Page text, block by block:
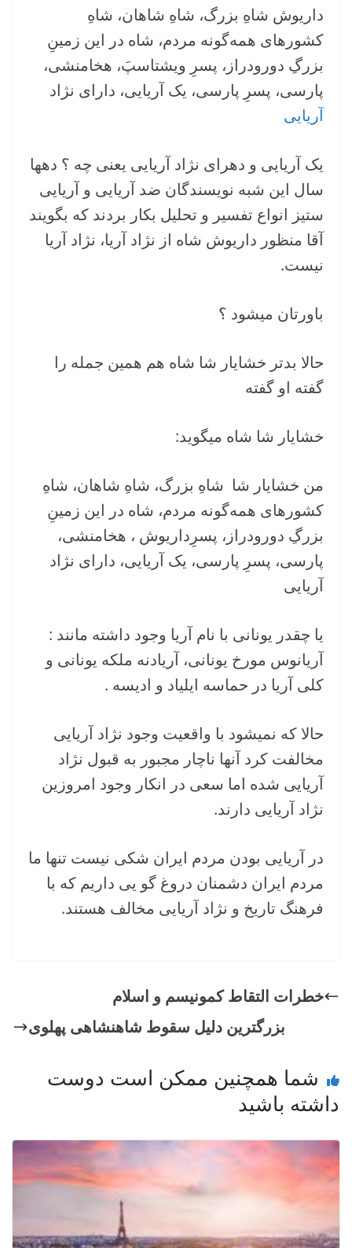
داریوش شاهِ بزرگ، شاهِ شاهان، شاهِ
کشورهای همه‌گونه مردم، شاه در این زمینِ
بزرگِ دورودراز، پسرِ ویشتاسپَ، هخامنشی،
پارسی، پسرِ پارسی، یک آریایی، دارای نژاد
آریایی
یک آریایی و دهرای نژاد آریایی یعنی چه ؟ دهها
سال این شبه نویسندگان ضد آریایی و آریایی
ستیز‌ انواع تفسیر و تحلیل بکار بردند که بگویند
آقا منظور داریوش شاه از نژاد آریا، نژاد آریا
نیست.
باورتان میشود ؟
حالا بدتر خشایار شا شاه هم همین جمله را
گفته او گفته
خشایار شا شاه میگوید:
من خشایار شا شاهِ بزرگ، شاهِ شاهان، شاهِ
کشورهای همه‌گونه مردم، شاه در این زمینِ
بزرگِ دورودراز، پسرِداریوش ، هخامنشی،
پارسی، پسرِ پارسی، یک آریایی، دارای نژاد
آریایی
یا چقدر یونانی با نام آریا وجود داشته مانند :
آریانوس مورخ یونانی، آریادنه ملکه یونانی و
کلی آریا در حماسه ایلیاد و ادیسه .
حالا که نمیشود با واقعیت وجود نژاد آریایی
مخالفت کرد آنها ناچار مجبور به قبول نژاد
آریایی شده اما سعی در انکار وجود امروزین
نژاد آریایی دارند.
در آریایی بودن مردم ایران شکی نیست تنها ما
مردم ایران دشمنان دروغ گو یی داریم که با
فرهنگ تاریخ و نژاد آریایی مخالف هستند.
خطرات التقاط کمونیسم و اسلام
بزرگترین دلیل سقوط شاهنشاهی پهلوی
شما همچنین ممکن است دوست
داشته باشید